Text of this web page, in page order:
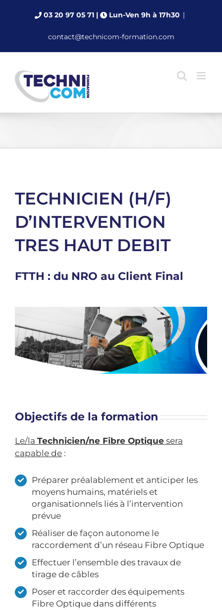
03 20 97 05 71 | Lun-Ven 9h à 17h30 |
contact@technicom-formation.com
TECHNICIEN (H/F)
D’INTERVENTION
TRES HAUT DEBIT
FTTH : du NRO au Client Final
Objectifs de la formation
Le/la Technicien/ne Fibre Optiquesera
capable de:
Préparer préalablement et anticiper les
moyens humains, matériels et
organisationnels liés à l’intervention
prévue
Réaliser de façon autonome le
raccordement d’un réseau Fibre Optique
Effectuer l’ensemble des travaux de
tirage de câbles
Poser et raccorder des équipements
Fibre Optique dans différents